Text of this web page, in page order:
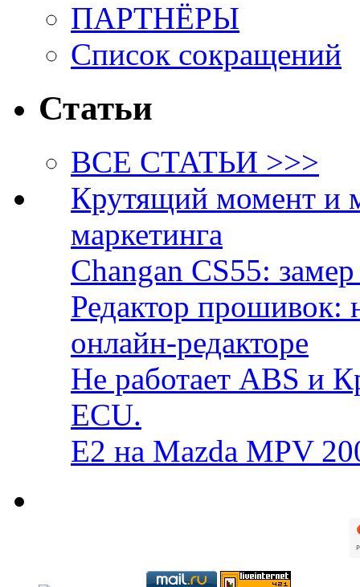
ПАРТНЁРЫ
Список сокращений
Статьи
ВСЕ СТАТЬИ >>>
Крутящий момент и
маркетинга
Changan CS55:
Редактор прошивок:
онлайн-редакторе
Не работает ABS и
ECU.
E2 на Mazda MPV